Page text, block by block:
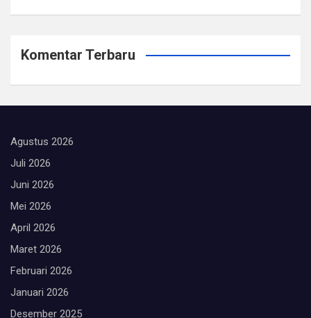
Komentar Terbaru
Agustus 2026
Juli 2026
Juni 2026
Mei 2026
April 2026
Maret 2026
Februari 2026
Januari 2026
Desember 2025